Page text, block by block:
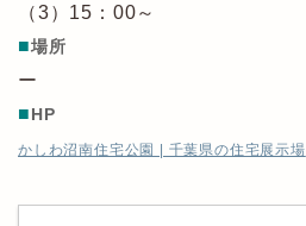
（3）15：00～
■場所
ー
■HP
かしわ沼南住宅公園 | 千葉県の住宅展示場